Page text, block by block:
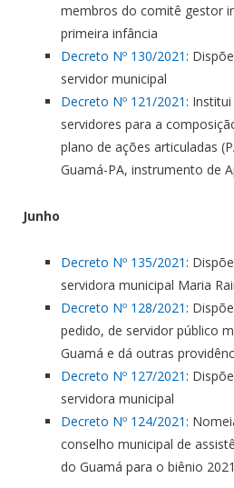
membros do comitê gestor
primeira infância
Decreto Nº 130/2021 :
servidor municipal
Decreto Nº 121/2021 :
servidores para a
plano de ações articuladas
Guamá-PA, instrumento de
Junho
Decreto Nº 135/2021 :
servidora municipal Maria
Decreto Nº 128/2021 :
pedido, de servidor público
Guamá e dá outras
Decreto Nº 127/2021 :
servidora municipal
Decreto Nº 124/2021 :
conselho municipal de
do Guamá para o biênio